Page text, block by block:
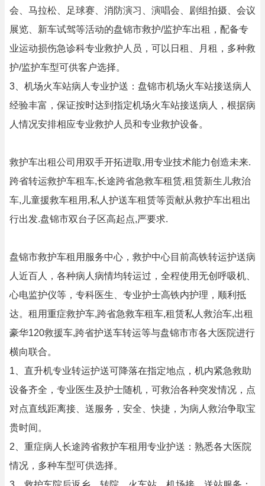
会、马拉松、足球赛、消防演习、演唱会、剧组拍摄、会议
展览、新车试驾等活动的盘锦市救护/监护车出租，配备专
业运动损伤急诊科专业救护人员，可以日租、月租，多种救
护/监护车型可供客户选择。
3、机场火车站病人专业护送：盘锦市机场火车站接送病人
经验丰富，保证按时达到指定机场火车站接送病人，根据病
人情况安排相应专业救护人员和专业救护设备。
救护车出租公司用双手开拓进取,用专业技术能力创造未来.
跨省转运救护车租车,长途跨省急救车租赁,租赁新生儿救治
车,儿童援救车租用,私人护送车租赁等贡献从救护车出租出
行出发.盘锦市双台子区高起点,严要求.
盘锦市救护车租用服务中心，救护中心目前高铁转运护送病
人近百人，各种病人病情均转运过，全程使用无创呼吸机、
心电监护仪等，专科医生、专业护士高铁内护理，顺利抵
达。租用重症救护车,跨省急救车租车,租赁私人救治车,出租
豪华120救援车,跨省护送车转运等与盘锦市市各大医院进行
横向联合。
1、直升机专业转运护送可降落在指定地点，机内紧急救助
设备齐全，专业医生及护士随机，可救治各种突发情况，点
对点直线距离接、送服务，安全、快捷，为病人救治争取宝
贵时间。
2、重症病人长途跨省救护车租用专业护送：熟悉各大医院
情况，多种车型可供选择。